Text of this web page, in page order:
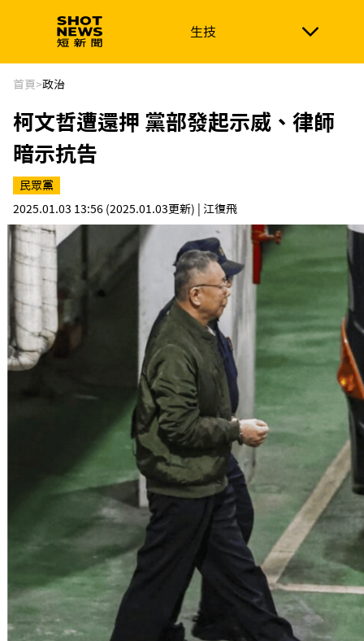
生技
生技 政治
新南向 體育
首頁>政治
柯文哲遭還押 黨部發起示威、律師
暗示抗告
民眾黨
2025.01.03 13:56 (2025.01.03更新) | 江復飛